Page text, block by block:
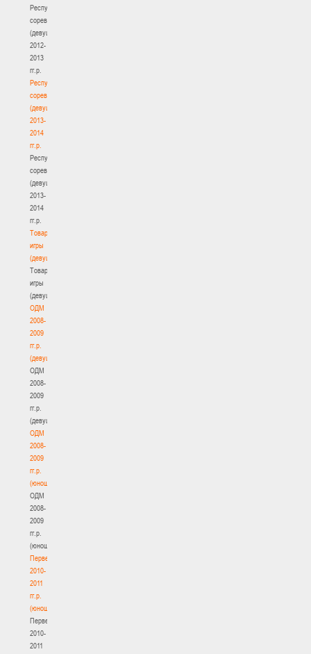
Республиканские
соревнования
(девушки)
2012-
2013
гг.р.
Республиканские
соревнования
(девушки)
2013-
2014
гг.р.
Республиканские
соревнования
(девушки)
2013-
2014
гг.р.
Товарищеские
игры
(девушки)
Товарищеские
игры
(девушки)
ОДМ
2008-
2009
гг.р.
(девушки)
ОДМ
2008-
2009
гг.р.
(девушки)
ОДМ
2008-
2009
гг.р.
(юноши)
ОДМ
2008-
2009
гг.р.
(юноши)
Первенство
2010-
2011
гг.р.
(юноши)
Первенство
2010-
2011